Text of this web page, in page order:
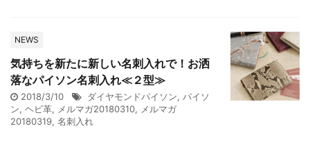
NEWS
気持ちを新たに新しい名刺入れで！お洒
落なパイソン名刺入れ≪２型≫
2018/3/10 ダイヤモンドパイソン, パイソ
ン, ヘビ革, メルマガ20180310, メルマガ
20180319, 名刺入れ